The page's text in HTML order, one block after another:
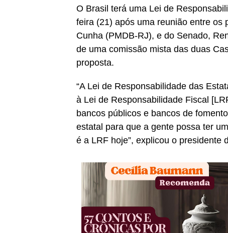
O Brasil terá uma Lei de
feira (21) após uma reunião entre os
Cunha (PMDB-RJ), e do Senado,
de uma comissão mista das duas
proposta.
“A Lei de Responsabilidade das
à Lei de Responsabilidade Fiscal
bancos públicos e bancos de
estatal para que a gente possa ter
é a LRF hoje”, explicou o presidente